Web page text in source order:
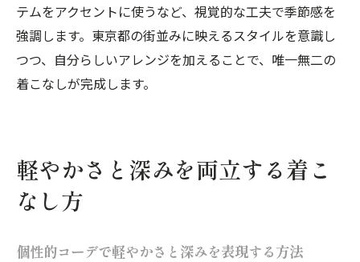
テムをアクセントに使うなど、視覚的な工夫で季節感を
強調します。東京都の街並みに映えるスタイルを意識し
つつ、自分らしいアレンジを加えることで、唯一無二の
着こなしが完成します。
軽やかさと深みを両立する着こ
なし方
個性的コーデで軽やかさと深みを表現する方法